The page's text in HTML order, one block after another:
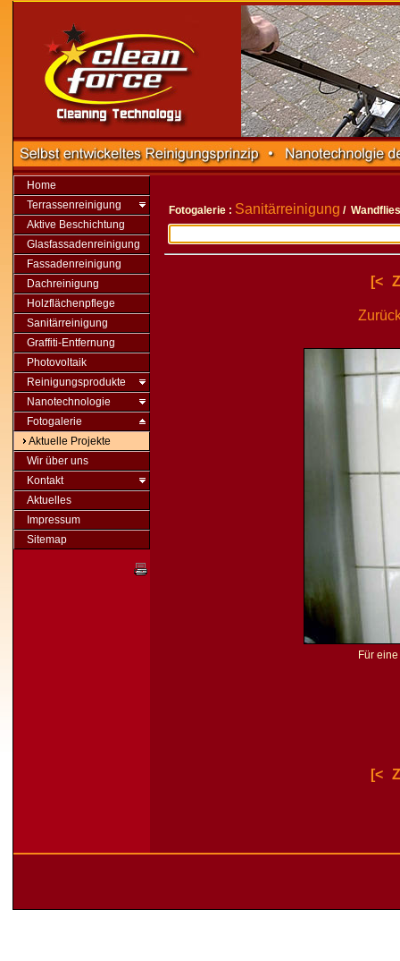
Home
Terrassenreinigung
Aktive Beschichtung
Glasfassadenreinigung
Fassadenreinigung
Dachreinigung
Holzflächenpflege
Sanitärreinigung
Graffiti-Entfernung
Photovoltaik
Reinigungsprodukte
Nanotechnologie
Fotogalerie
Aktuelle Projekte
Wir über uns
Kontakt
Aktuelles
Impressum
Sitemap
Fotogalerie : Sanitärreinigung /
[<
Für
[<